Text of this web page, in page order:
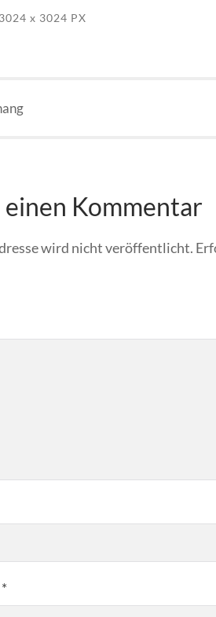
3024 x 3024 PX
einen Kommentar
wird nicht veröffentlicht.
*